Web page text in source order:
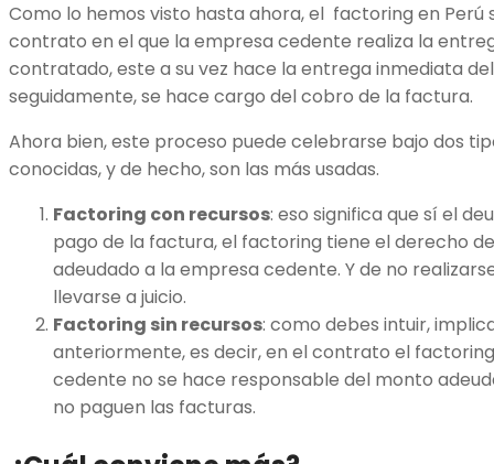
Como lo hemos visto hasta ahora, el factoring en Perú
contrato en el que la empresa cedente realiza la
contratado, este a su vez hace la entrega inmediata
seguidamente, se hace cargo del cobro de la factura.
Ahora bien, este proceso puede celebrarse bajo dos
conocidas, y de hecho, son las más usadas.
Factoring con recursos: eso significa que sí el
pago de la factura, el factoring tiene el derecho
adeudado a la empresa cedente. Y de no
llevarse a juicio.
Factoring sin recursos: como debes intuir,
anteriormente, es decir, en el contrato el
cedente no se hace responsable del monto
no paguen las facturas.